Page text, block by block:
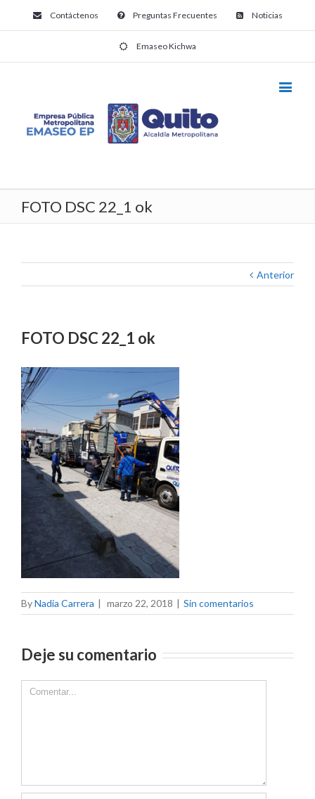
Contáctenos Preguntas Frecuentes Noticias
Emaseo Kichwa
FOTO DSC 22_1 ok
Anterior
FOTO DSC 22_1 ok
ByNadia Carrera | marzo 22, 2018 | Sin comentarios
Deje su comentario
Comment